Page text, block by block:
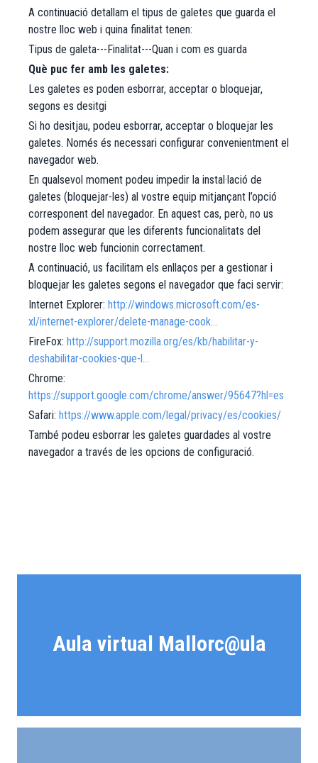
A continuació detallam el tipus de galetes que guarda el
nostre lloc web i quina finalitat tenen:
Tipus de galeta---Finalitat---Quan i com es guarda
Què puc fer amb les galetes:
​Les galetes es poden esborrar, acceptar o bloquejar,
segons es desitgi
Si ho desitjau, podeu esborrar, acceptar o bloquejar les
galetes. Només és necessari configurar convenientment el
navegador web.
En qualsevol moment podeu impedir la instal·lació de
galetes (bloquejar-les) al vostre equip mitjançant l’opció
corresponent del navegador. En aquest cas, però, no us
podem assegurar que les diferents funcionalitats del
nostre lloc web funcionin correctament.
A continuació, us facilitam els enllaços per a gestionar i
bloquejar les galetes segons el navegador que faci servir:
Internet Explorer: http://windows.microsoft.com/es-
xl/internet-explorer/delete-manage-cook…
FireFox: http://support.mozilla.org/es/kb/habilitar-y-
deshabilitar-cookies-que-l…
Chrome:
https://support.google.com/chrome/answer/95647?hl=es
Safari: https://www.apple.com/legal/privacy/es/cookies/
També podeu esborrar les galetes guardades al vostre
navegador a través de les opcions de configuració.
Aula virtual Mallorc@ula